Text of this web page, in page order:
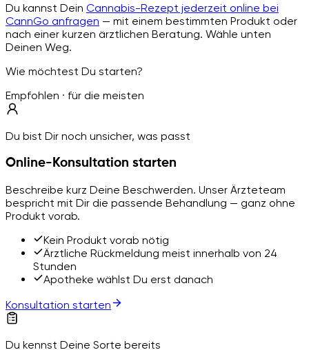
Du kannst Dein Cannabis-Rezept jederzeit online bei
CannGo anfragen — mit einem bestimmten Produkt oder
nach einer kurzen ärztlichen Beratung. Wähle unten
Deinen Weg.
Wie möchtest Du starten?
Empfohlen · für die meisten
Du bist Dir noch unsicher, was passt
Online-Konsultation starten
Beschreibe kurz Deine Beschwerden. Unser Ärzteteam
bespricht mit Dir die passende Behandlung — ganz ohne
Produkt vorab.
Kein Produkt vorab nötig
Ärztliche Rückmeldung meist innerhalb von 24
Stunden
Apotheke wählst Du erst danach
Konsultation starten
Du kennst Deine Sorte bereits